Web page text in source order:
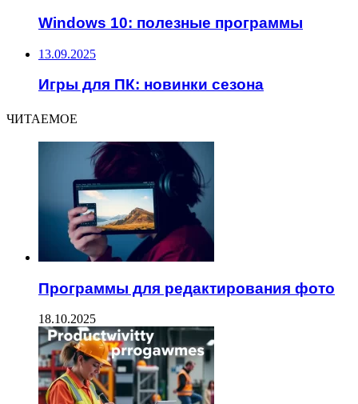
Windows 10: полезные программы
13.09.2025
Игры для ПК: новинки сезона
ЧИТАЕМОЕ
Программы для редактирования фото
18.10.2025